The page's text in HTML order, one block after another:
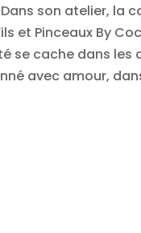
son atelier, la
et Pinceaux By
se cache dans
avec amour,